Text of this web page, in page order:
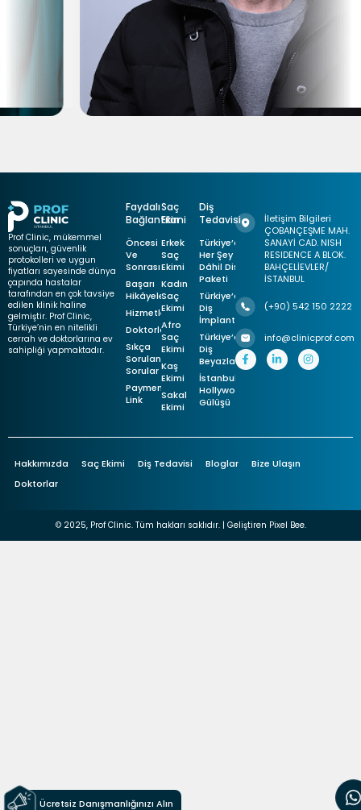
Prof Clinic, mükemmel
sonuçları, güvenlik
protokolleri ve uygun
fiyatları sayesinde dünya
çapında hastalar
tarafından en çok tavsiye
edilen klinik haline
gelmiştir. Prof Clinic,
Türkiye’nin en nitelikli
cerrah ve doktorlarına ev
sahipliği yapmaktadır.
Ücretsiz Danışmanlığınızı Alın
Faydalı
Bağlantılar
Öncesi
Ve
Sonrası
Başarı
Hikâyeleri
Hizmetler
Doktorlar
Sıkça
Sorulan
Sorular
Payment
Link
Saç
Ekimi
Erkek
Saç
Ekimi
Kadın
Saç
Ekimi
Afro
Saç
Ekimi
Kaş
Ekimi
Sakal
Ekimi
Diş
Tedavisi
Türkiye’de
Her Şey
Dâhil Diş
Paketi
Türkiye’de
Diş
İmplantları
Türkiye’de
Diş
Beyazlatma
İstanbul’da
Hollywood
Gülüşü
İletişim Bilgileri
ÇOBANÇEŞME MAH.
SANAYİ CAD. NISH
RESIDENCE A BLOK.
BAHÇELİEVLER/
İSTANBUL
(+90) 542 150 2222
info@clinicprof.com
Hakkımızda Saç Ekimi Diş Tedavisi Bloglar
Bize Ulaşın
Doktorlar
© 2025, Prof Clinic. Tüm hakları saklıdır. | Geliştiren Pixel Bee.